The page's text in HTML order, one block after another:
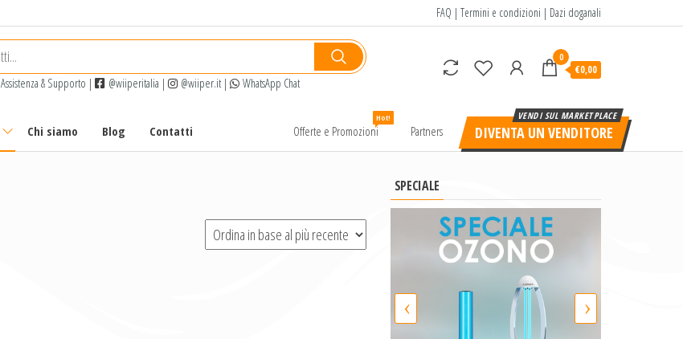
FAQ | Termini e condizioni | Dazi doganali
Assistenza & Supporto | @wiiperitalia | @wiiper.it | WhatsApp Chat
0
€0,00
Chi siamo Blog Contatti Offerte e Promozioni
Hot!
Partners DIVENTA UN VENDITORE
SPECIALE
‹ ›